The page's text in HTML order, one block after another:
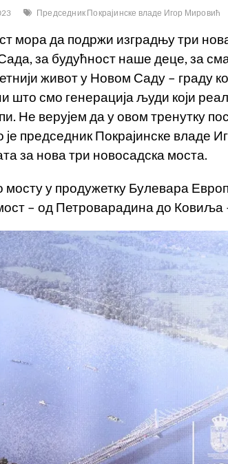
Председник Покрајинске владе Игор Мировић
мора да подржи изградњу три
за будућност наше деце, за
живот у Новом Саду – граду
што смо генерација људи који
Не верујем да у овом тренутку
је председник Покрајинске
за нова три новосадска моста.
мосту у продужетку Булевара
– од Петроварадина до Ковиља